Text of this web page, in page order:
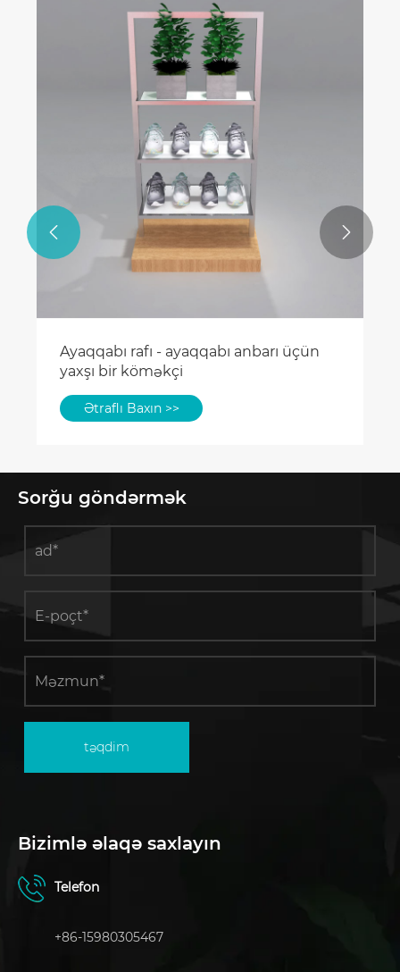
Ayaqqabı rafı - ayaqqabı anbarı üçün
yaxşı bir köməkçi
Ətraflı Baxın >>
 
Sorğu göndərmək
təqdim
Bizimlə əlaqə saxlayın
Telefon
+86-15980305467